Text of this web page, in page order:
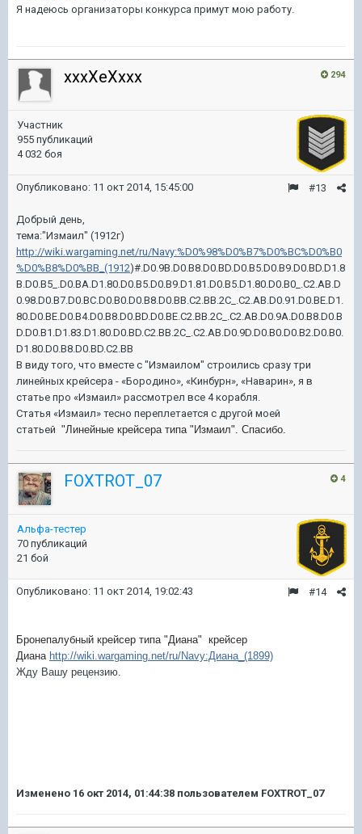
Я надеюсь организаторы конкурса примут мою работу.
294
xxxXeXxxx
Участник
955 публикаций
4 032 боя
#13
Опубликовано: 11 окт 2014, 15:45:00
Добрый день,
тема:"Измаил" (1912г)
http://wiki.wargaming.net/ru/Navy:%D0%98%D0%B7%D0%BC%D0%B0
%D0%B8%D0%BB_(1912)#.D0.9B.D0.B8.D0.BD.D0.B5.D0.B9.D0.BD.D1.8
B.D0.B5_.D0.BA.D1.80.D0.B5.D0.B9.D1.81.D0.B5.D1.80.D0.B0_.C2.AB.D
0.98.D0.B7.D0.BC.D0.B0.D0.B8.D0.BB.C2.BB.2C_.C2.AB.D0.91.D0.BE.D1.
80.D0.BE.D0.B4.D0.B8.D0.BD.D0.BE.C2.BB.2C_.C2.AB.D0.9A.D0.B8.D0.B
D.D0.B1.D1.83.D1.80.D0.BD.C2.BB.2C_.C2.AB.D0.9D.D0.B0.D0.B2.D0.B0.
D1.80.D0.B8.D0.BD.C2.BB
В виду того, что вместе с "Измаилом" строились сразу три
линейных крейсера - «Бородино», «Кинбурн», «Наварин», я в
статье про «Измаил» рассмотрел все 4 корабля.
Статья «Измаил» тесно переплетается с другой моей
статьей "Линейные крейсера типа "Измаил". Спасибо.
4
FOXTROT_07
Альфа-тестер
70 публикаций
21 бой
#14
Опубликовано: 11 окт 2014, 19:02:43
Бронепалубный крейсер типа "Диана" крейсер
Диана http://wiki.wargaming.net/ru/Navy:Диана_(1899)
Жду Вашу рецензию.
Изменено 16 окт 2014, 01:44:38 пользователем FOXTROT_07